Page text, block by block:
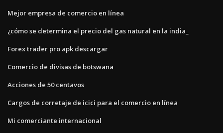
Mejor empresa de comercio en línea
¿cómo se determina el precio del gas natural en la india_
Forex trader pro apk descargar
Comercio de divisas de botswana
Acciones de 50 centavos
Cargos de corretaje de icici para el comercio en línea
Mi comerciante internacional